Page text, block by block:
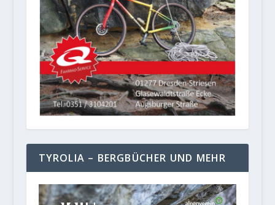
TYROLIA – BERGBÜCHER UND MEHR